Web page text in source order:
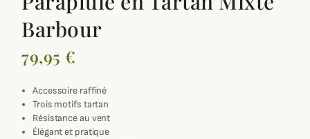
Barbour
79,95 €
Accessoire raffiné
Trois motifs tartan
Résistance au vent
Élégant et pratique